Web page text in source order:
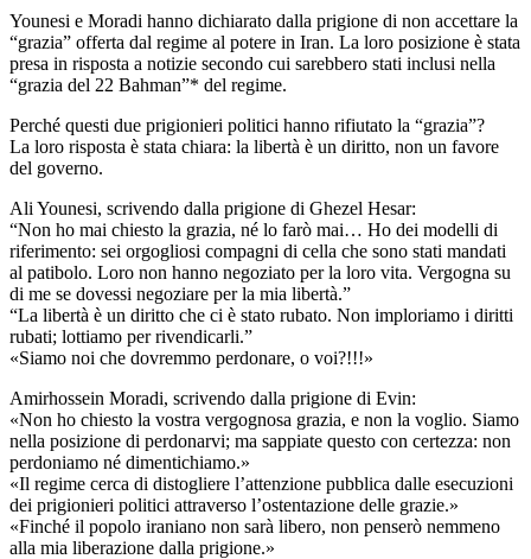
Younesi e Moradi hanno dichiarato dalla prigione di non accettare la
“grazia” offerta dal regime al potere in Iran. La loro posizione è stata
presa in risposta a notizie secondo cui sarebbero stati inclusi nella
“grazia del 22 Bahman”* del regime.
Perché questi due prigionieri politici hanno rifiutato la “grazia”?
La loro risposta è stata chiara: la libertà è un diritto, non un favore
del governo.
Ali Younesi, scrivendo dalla prigione di Ghezel Hesar:
“Non ho mai chiesto la grazia, né lo farò mai… Ho dei modelli di
riferimento: sei orgogliosi compagni di cella che sono stati mandati
al patibolo. Loro non hanno negoziato per la loro vita. Vergogna su
di me se dovessi negoziare per la mia libertà.”
“La libertà è un diritto che ci è stato rubato. Non imploriamo i diritti
rubati; lottiamo per rivendicarli.”
«Siamo noi che dovremmo perdonare, o voi?!!!»
Amirhossein Moradi, scrivendo dalla prigione di Evin:
«Non ho chiesto la vostra vergognosa grazia, e non la voglio. Siamo
nella posizione di perdonarvi; ma sappiate questo con certezza: non
perdoniamo né dimentichiamo.»
«Il regime cerca di distogliere l’attenzione pubblica dalle esecuzioni
dei prigionieri politici attraverso l’ostentazione delle grazie.»
«Finché il popolo iraniano non sarà libero, non penserò nemmeno
alla mia liberazione dalla prigione.»